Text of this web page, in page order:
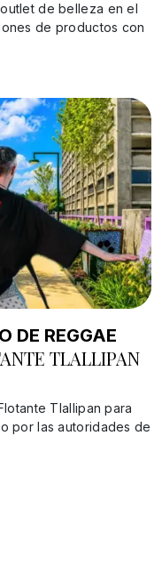
de belleza en el
de productos con
DE REGGAE
TLALLIPAN
Tlallipan para
por las autoridades de